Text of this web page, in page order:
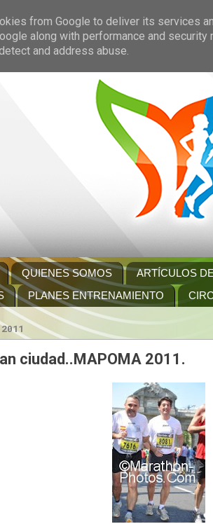
QUIENES SOMOS ARTÍCULOS
PLANES ENTRENAMIENTO
ciudad..MAPOMA 2011.
from Google to deliver its services
along with performance and
and address abuse.